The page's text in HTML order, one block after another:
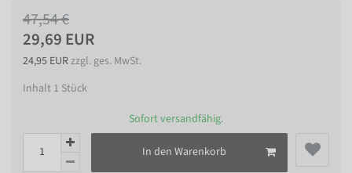
47,54 €
29,69 EUR
24,95 EURzzgl. ges. MwSt.
Inhalt 1 Stück
Sofort versandfähig.
In den Warenkorb